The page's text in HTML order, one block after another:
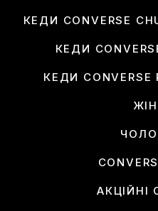
КЕДИ CONVERSE
КЕДИ
КЕДИ CONVERSE
АКЦІЙНІ